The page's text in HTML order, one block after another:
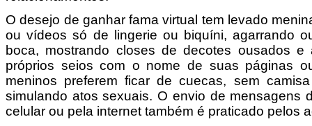
O desejo de ganhar fama virtual tem levado
ou vídeos só de lingerie ou biquíni, agarrando
boca, mostrando closes de decotes ousados e
próprios seios com o nome de suas páginas
meninos preferem ficar de cuecas, sem
simulando atos sexuais. O envio de mensagens
celular ou pela internet também é praticado pelos